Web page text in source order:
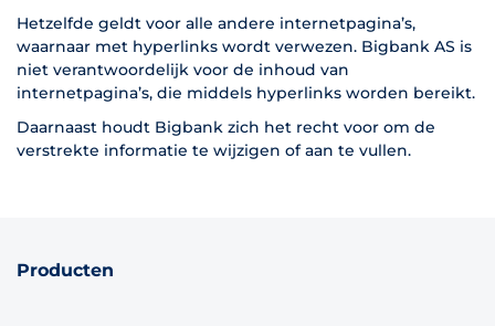
Hetzelfde geldt voor alle andere internetpagina’s,
waarnaar met hyperlinks wordt verwezen. Bigbank AS is
niet verantwoordelijk voor de inhoud van
internetpagina’s, die middels hyperlinks worden bereikt.
Daarnaast houdt Bigbank zich het recht voor om de
verstrekte informatie te wijzigen of aan te vullen.
Producten